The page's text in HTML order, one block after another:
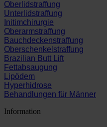
Oberlidstraffung
Unterlidstraffung
Initimchirurgie
Oberarmstraffung
Bauchdeckenstraffung
Oberschenkelstraffung
Brazilian Butt Lift
Fettabsaugung
Lipödem
Hyperhidrose
Behandlungen für Männer
Information